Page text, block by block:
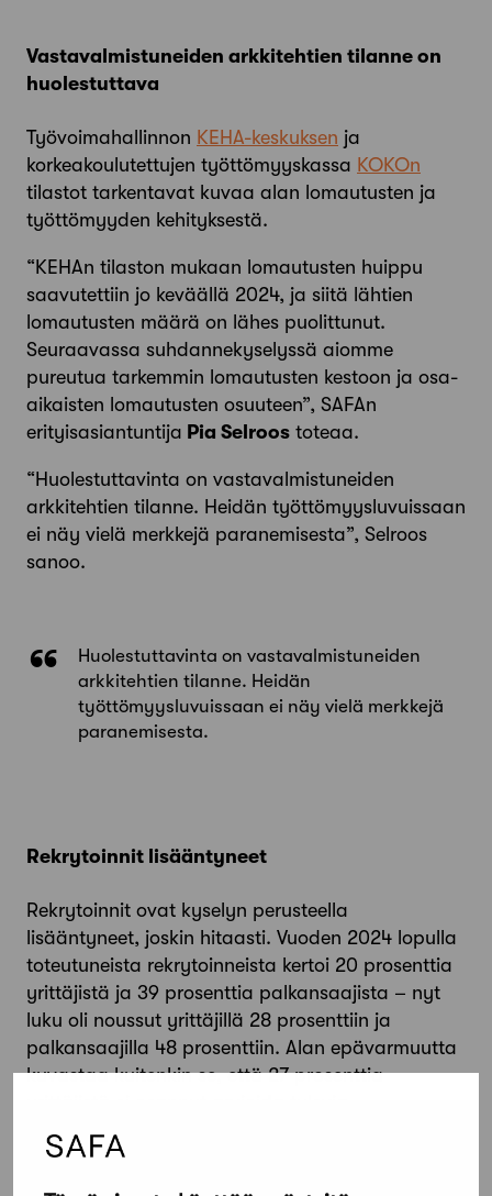
Vastavalmistuneiden arkkitehtien tilanne on
huolestuttava
Työvoimahallinnon KEHA-keskuksen ja
korkeakoulutettujen työttömyyskassa KOKOn
tilastot tarkentavat kuvaa alan lomautusten ja
työttömyyden kehityksestä.
“KEHAn tilaston mukaan lomautusten huippu
saavutettiin jo keväällä 2024, ja siitä lähtien
lomautusten määrä on lähes puolittunut.
Seuraavassa suhdannekyselyssä aiomme
pureutua tarkemmin lomautusten kestoon ja osa-
aikaisten lomautusten osuuteen”, SAFAn
erityisasiantuntija Pia Selroos toteaa.
“Huolestuttavinta on vastavalmistuneiden
arkkitehtien tilanne. Heidän työttömyysluvuissaan
ei näy vielä merkkejä paranemisesta”, Selroos
sanoo.
Huolestuttavinta on vastavalmistuneiden
arkkitehtien tilanne. Heidän
työttömyysluvuissaan ei näy vielä merkkejä
paranemisesta.
Rekrytoinnit lisääntyneet
Rekrytoinnit ovat kyselyn perusteella
lisääntyneet, joskin hitaasti. Vuoden 2024 lopulla
toteutuneista rekrytoinneista kertoi 20 prosenttia
yrittäjistä ja 39 prosenttia palkansaajista – nyt
luku oli noussut yrittäjillä 28 prosenttiin ja
palkansaajilla 48 prosenttiin. Alan epävarmuutta
kuvastaa kuitenkin se, että 27 prosenttia
rekrytointejaan.